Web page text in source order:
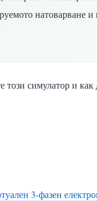
натоварване
симулатор и
3-фазен